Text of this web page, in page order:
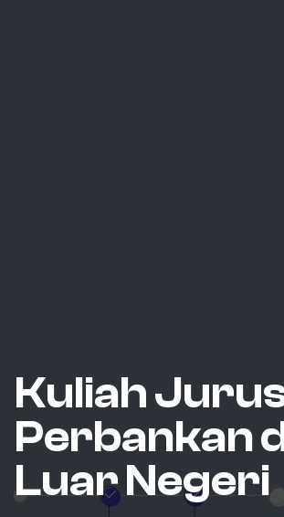
Kuliah
Perbankan
Luar Negeri